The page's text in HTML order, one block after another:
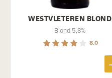
WESTVLETEREN BLOND
Blond 5,8%
8.0